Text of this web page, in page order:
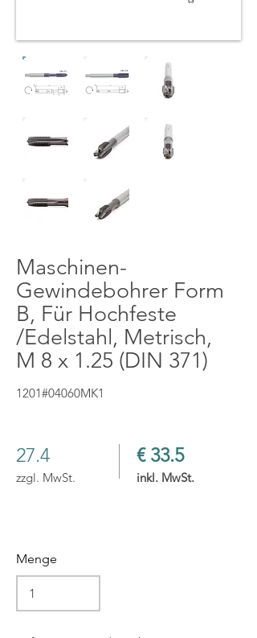
Maschinen-
Gewindebohrer Form
B, Für Hochfeste
/Edelstahl, Metrisch,
M 8 x 1.25 (DIN 371)
1201#04060MK1
27.4
zzgl. MwSt.
€ 33.5
inkl. MwSt.
Menge